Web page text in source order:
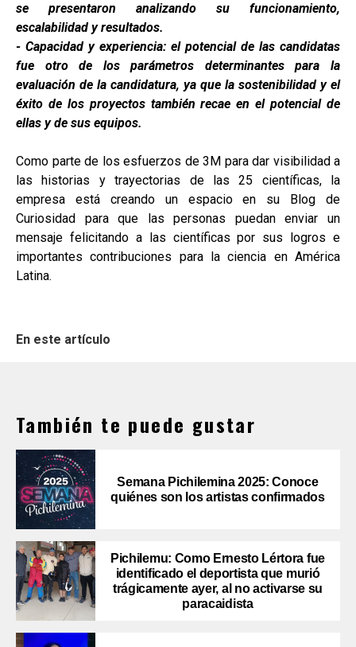
se presentaron analizando su funcionamiento,
escalabilidad y resultados.
- Capacidad y experiencia: el potencial de las candidatas
fue otro de los parámetros determinantes para la
evaluación de la candidatura, ya que la sostenibilidad y el
éxito de los proyectos también recae en el potencial de
ellas y de sus equipos.
Como parte de los esfuerzos de 3M para dar visibilidad a
las historias y trayectorias de las 25 científicas, la
empresa está creando un espacio en su Blog de
Curiosidad para que las personas puedan enviar un
mensaje felicitando a las científicas por sus logros e
importantes contribuciones para la ciencia en América
Latina.
En este artículo
También te puede gustar
Semana Pichilemina 2025: Conoce
quiénes son los artistas confirmados
Pichilemu: Como Ernesto Lértora fue
identificado el deportista que murió
trágicamente ayer, al no activarse su
paracaidista